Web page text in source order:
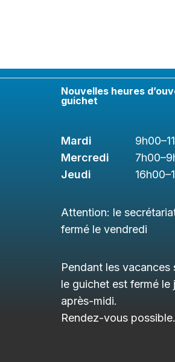
Nouvelles heures
guichet
Mardi 9h00
Mercredi
7h00
Jeudi
16h00–
Attention: le
fermé le vendredi
Pendant les vacances
le guichet est fermé le
après-midi.
Rendez-vous possible.